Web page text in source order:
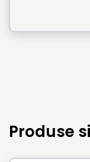
Produse